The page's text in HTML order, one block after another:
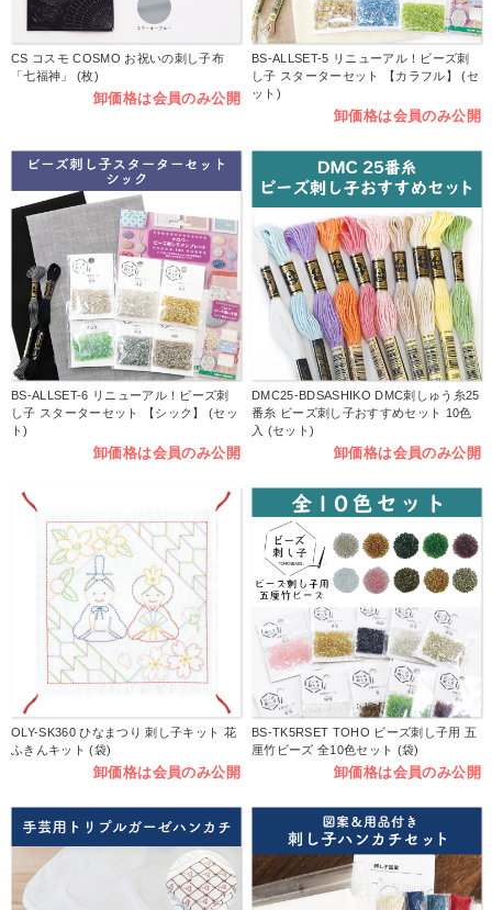
CS コスモ COSMO お祝いの刺し子布
「七福神」 (枚)
卸価格は会員のみ公開
BS-ALLSET-5 リニューアル！ビーズ刺
し子 スターターセット 【カラフル】 (セ
ット)
卸価格は会員のみ公開
BS-ALLSET-6 リニューアル！ビーズ刺
し子 スターターセット 【シック】 (セッ
ト)
卸価格は会員のみ公開
DMC25-BDSASHIKO DMC刺しゅう糸25
番糸 ビーズ刺し子おすすめセット 10色
入 (セット)
卸価格は会員のみ公開
OLY-SK360 ひなまつり 刺し子キット 花
ふきんキット (袋)
卸価格は会員のみ公開
BS-TK5RSET TOHO ビーズ刺し子用 五
厘竹ビーズ 全10色セット (袋)
卸価格は会員のみ公開